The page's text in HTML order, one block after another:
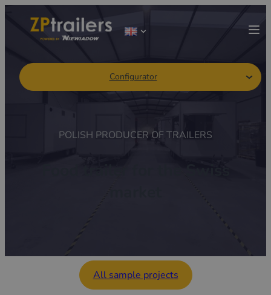
Configurator
POLISH PRODUCER OF TRAILERS
All sample projects